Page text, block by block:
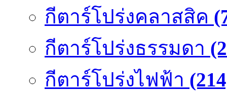
กีตาร์โปร่งคลาสสิค
กีตาร์โปร่งธรรมดา
กีตาร์โปร่งไฟฟ้า